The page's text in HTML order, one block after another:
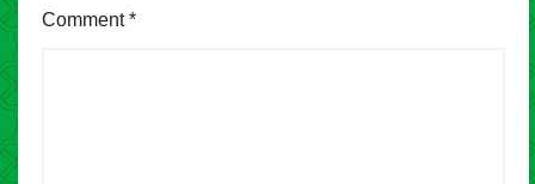
Comment*